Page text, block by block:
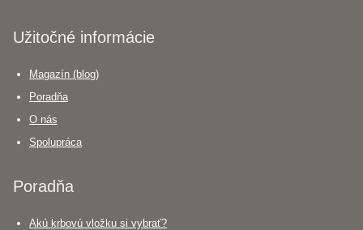
Užitočné informácie
Magazín (blog)
Poradňa
O nás
Spolupráca
Poradňa
Akú krbovú vložku si vybrať?